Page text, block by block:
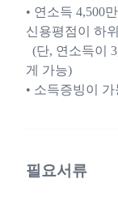
• 연소득 4,500
신용평점이 하
(단, 연소득이
게 가능)
• 소득증빙이
필요서류